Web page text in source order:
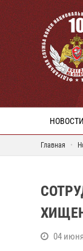
НОВОСТИ
Главная
04